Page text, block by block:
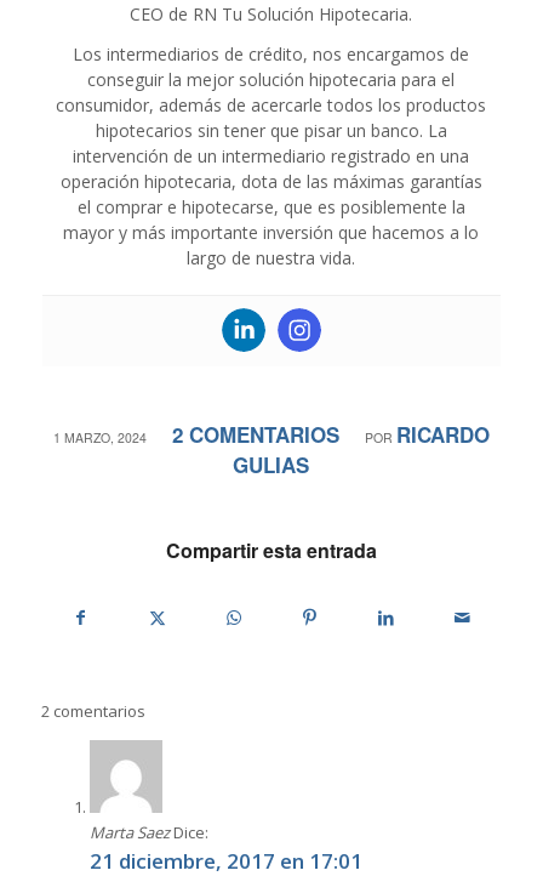
CEO de RN Tu Solución Hipotecaria.
Los intermediarios de crédito, nos encargamos de
conseguir la mejor solución hipotecaria para el
consumidor, además de acercarle todos los productos
hipotecarios sin tener que pisar un banco. La
intervención de un intermediario registrado en una
operación hipotecaria, dota de las máximas garantías
el comprar e hipotecarse, que es posiblemente la
mayor y más importante inversión que hacemos a lo
largo de nuestra vida.
1 MARZO, 2024
/ 2 COMENTARIOS
/ POR RICARDO
GULIAS
Compartir esta entrada
2 comentarios
Marta Saez Dice:
21 diciembre, 2017 en 17:01